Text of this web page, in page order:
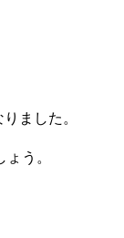
ました。
う。